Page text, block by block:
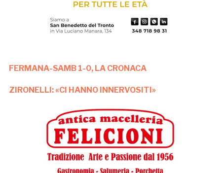
FERMANA-SAMB 1-0, LA CRONACA
ZIRONELLI: «CI HANNO INNERVOSITI»